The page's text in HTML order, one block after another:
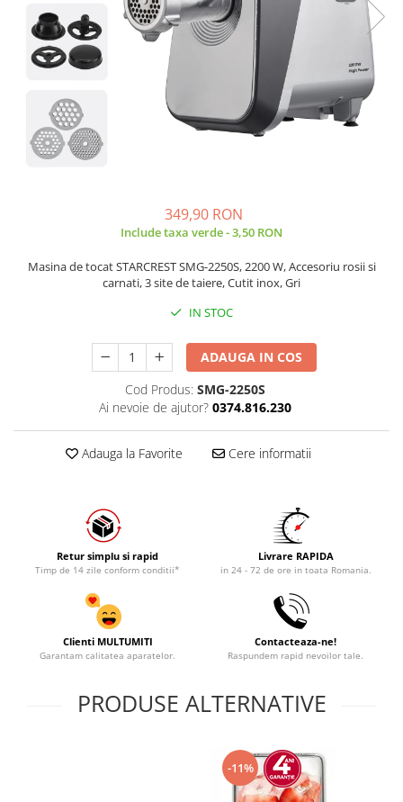
Robot de bucătărie
Sandwich maker
Fier de călcat
Dispozitive smart home
349,90 RON
Include taxa verde - 3,50 RON
Masina de tocat STARCREST SMG-2250S, 2200 W, Accesoriu rosii si
carnati, 3 site de taiere, Cutit inox, Gri
IN STOC
ADAUGA IN COS
Cod Produs: SMG-2250S
Ai nevoie de ajutor? 0374.816.230
Adauga la Favorite Cere informatii
Retur simplu si rapid
Timp de 14 zile conform conditii*
Livrare RAPIDA
in 24 - 72 de ore in toata Romania.
Clienti MULTUMITI
Garantam calitatea aparatelor.
Contacteaza-ne!
Raspundem rapid nevoilor tale.
PRODUSE ALTERNATIVE
-11%